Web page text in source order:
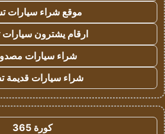
موقع شراء سيارات
ارقام يشترون سيارات
شراء سيارات
شراء سيارات قديمة
كورة 365